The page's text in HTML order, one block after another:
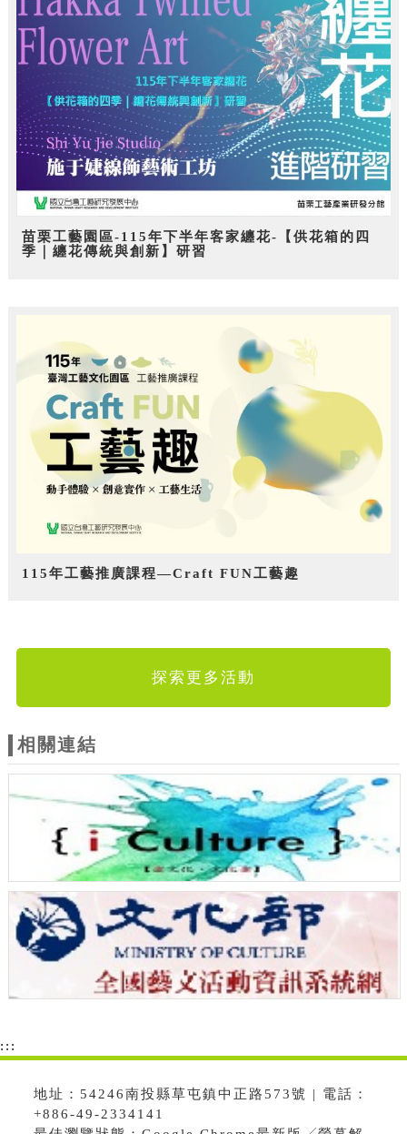
苗栗工藝園區-115年下半年客家纏花-【供花箱的四
季｜纏花傳統與創新】研習
115年工藝推廣課程—Craft FUN工藝趣
探索更多活動
相關連結
:::
地址：54246南投縣草屯鎮中正路573號 | 電話：
+886-49-2334141